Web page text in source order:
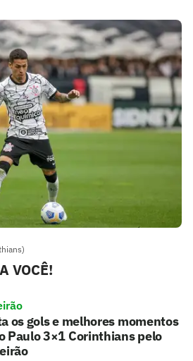
VOCÊ!
os gols e melhores momentos
Paulo 3×1 Corinthians pelo